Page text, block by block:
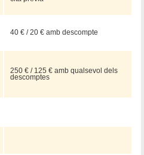
40 € / 20 € amb descompte
250 € / 125 € amb qualsevol dels
descomptes